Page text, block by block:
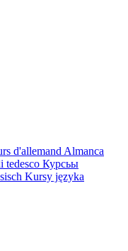
d'allemand Almanca
tedesco Курсьы
Kursy języka